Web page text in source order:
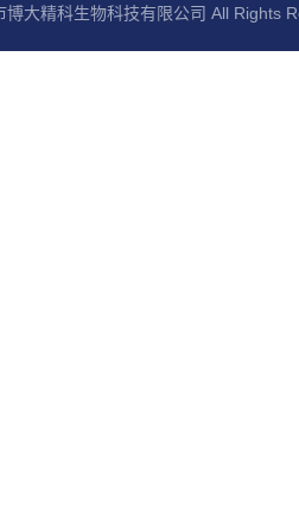
博大精科生物科技有限公司 All Rights